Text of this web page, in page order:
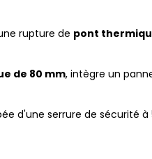
rupture de pont
de 80 mm, intègre un
d'une serrure de sécurité à